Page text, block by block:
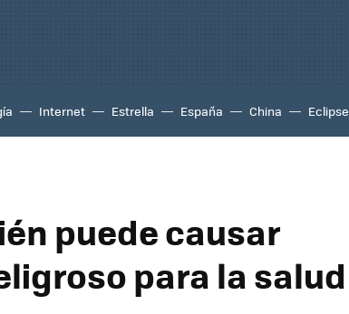
Internet Estrella España China Eclipse
puede causar
para la salud